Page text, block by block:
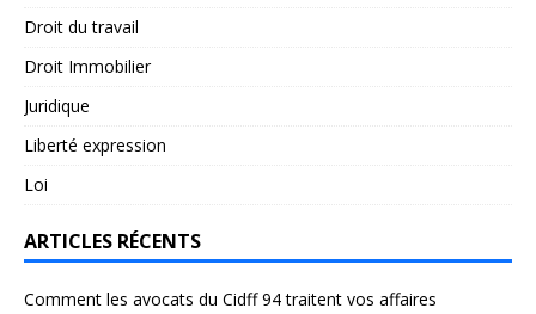
Droit du travail
Droit Immobilier
Juridique
Liberté expression
Loi
ARTICLES RÉCENTS
Comment les avocats du Cidff 94 traitent vos affaires